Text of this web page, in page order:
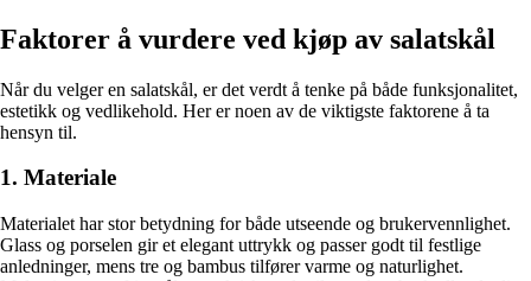
Faktorer å vurdere ved kjøp av salatskål
Når du velger en salatskål, er det verdt å tenke på både funksjonalitet,
estetikk og vedlikehold. Her er noen av de viktigste faktorene å ta
hensyn til.
1. Materiale
Materialet har stor betydning for både utseende og brukervennlighet.
Glass og porselen gir et elegant uttrykk og passer godt til festlige
anledninger, mens tre og bambus tilfører varme og naturlighet.